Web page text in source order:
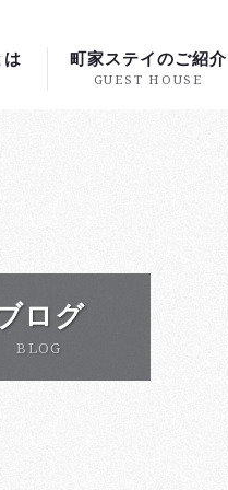
は 町家ステイのご紹介
GUEST HOUSE
ログ
BLOG